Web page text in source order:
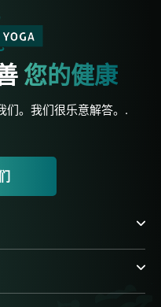
您的健康
们。我们很乐意解答。.